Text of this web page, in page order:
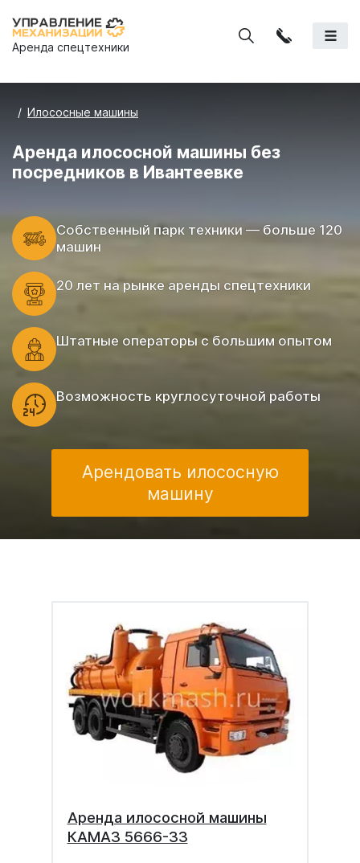
Аренда спецтехники
Илососные машины
Аренда илососной машины без
посредников в Ивантеевке
Cобственный парк техники — больше 120
машин
20 лет на рынке аренды спецтехники
Штатные операторы с большим опытом
Возможность круглосуточной работы
Арендовать илососную
машину
Аренда илососной машины
КАМАЗ 5666-33